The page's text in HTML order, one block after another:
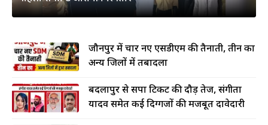
जौनपुर में चार नए एसडीएम की तैनाती, तीन का
अन्य जिलों में तबादला
बदलापुर से सपा टिकट की दौड़ तेज, संगीता
यादव समेत कई दिग्गजों की मजबूत दावेदारी